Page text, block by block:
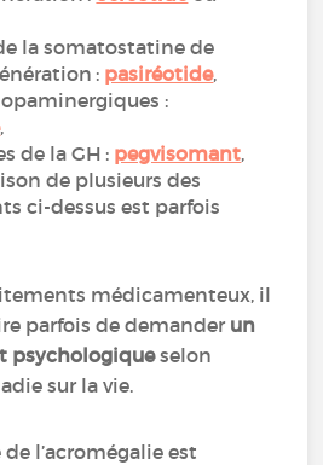
la somatostatine de
: pasiréotide,
:
,
de la GH : pegvisomant,
de plusieurs des
ci-dessus est parfois
médicamenteux, il
parfois de demander un
psychologiqueselon
sur la vie.
l’acromégalie est